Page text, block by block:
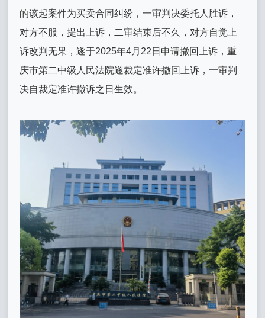
的该起案件为买卖合同纠纷，一审判决委托人胜诉，
对方不服，提出上诉，二审结束后不久，对方自觉上
诉改判无果，遂于2025年4月22日申请撤回上诉，重
庆市第二中级人民法院遂裁定准许撤回上诉，一审判
决自裁定准许撤诉之日生效。